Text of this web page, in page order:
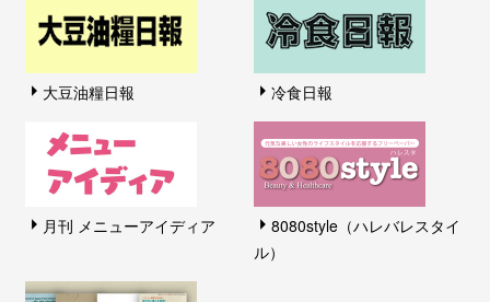
大豆油糧日報 冷食日報
月刊 メニューアイディア
8080style（ハレバレスタイ
ル）